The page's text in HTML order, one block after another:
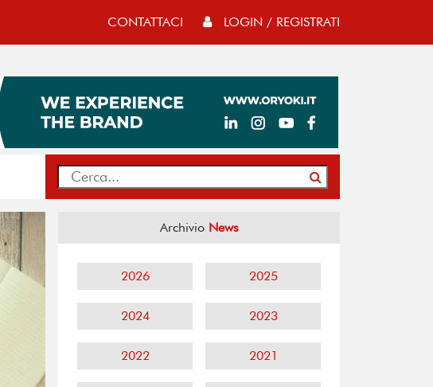
CONTATTACI LOGIN / REGISTRATI
Archivio News
2026 2025
2024 2023
2022 2021